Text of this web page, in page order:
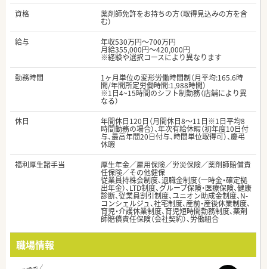
資格
薬剤師免許をお持ちの方（取得見込みの方を含
む）
給与
年収530万円～700万円
月給355,000円～420,000円
※経験や選択コースにより異なります
勤務時間
1ヶ月単位の変形労働時間制（月平均:165.6時
間/年間所定労働時間:1,988時間）
※1日4~15時間のシフト制勤務（店舗により異
なる）
休日
年間休日120日（月間休日8～11日※1日平均8
時間勤務の場合）、年次有給休暇（初年度10日付
与、最高年間20日付与、時間単位取得可）、慶弔
休暇
福利厚生諸手当
厚生年金／雇用保険／労災保険／薬剤師賠償責
任保険／その他健保
従業員持株会制度、退職金制度（一時金・確定拠
出年金）、LTD制度、グループ保険・医療保険、健康
診断、従業員割引制度、ユニオン助成金制度、N-
コンシェルジュ、社宅制度、産前・産後休業制度、
育児・介護休業制度、育児短時間勤務制度、薬剤
師賠償責任保険（会社契約）、労働組合
職場情報